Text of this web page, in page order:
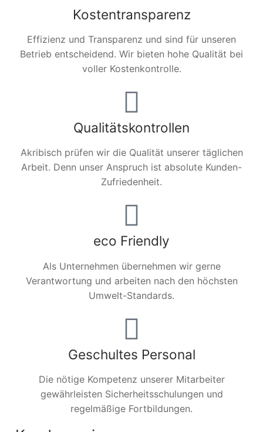
Kostentransparenz
Effizienz und Transparenz und sind für unseren
Betrieb entscheidend. Wir bieten hohe Qualität bei
voller Kostenkontrolle.
Qualitätskontrollen
Akribisch prüfen wir die Qualität unserer täglichen
Arbeit. Denn unser Anspruch ist absolute Kunden-
Zufriedenheit.
eco Friendly
Als Unternehmen übernehmen wir gerne
Verantwortung und arbeiten nach den höchsten
Umwelt-Standards.
Geschultes Personal
Die nötige Kompetenz unserer Mitarbeiter
gewährleisten Sicherheitsschulungen und
regelmäßige Fortbildungen.